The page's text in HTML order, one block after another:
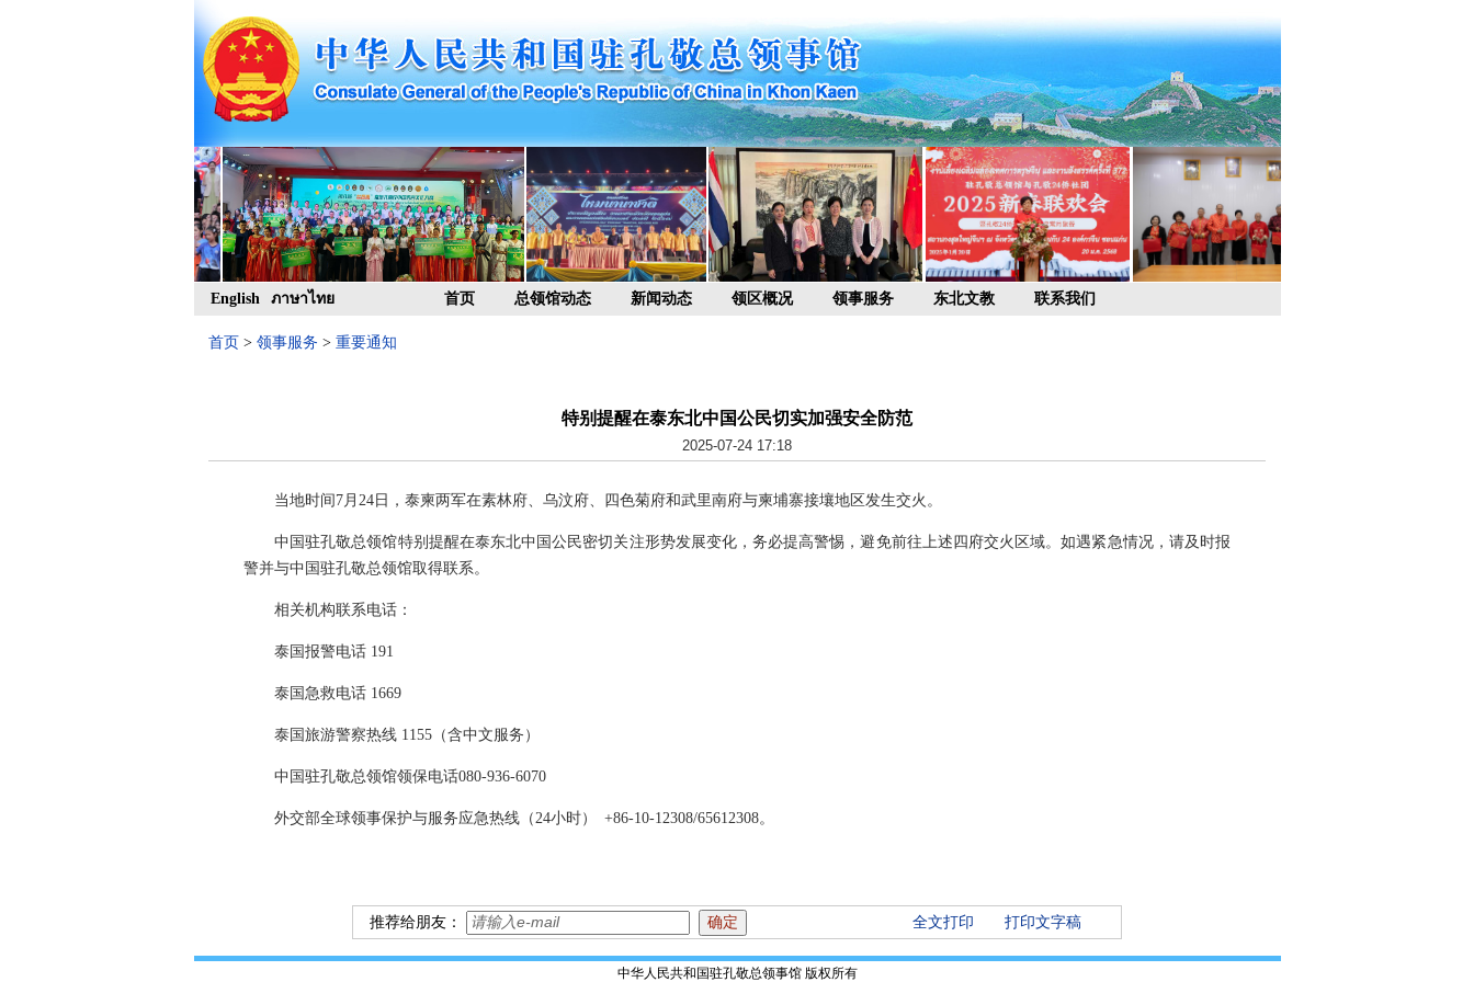
English ภาษาไทย 首页 总领馆动态 新闻动态 领区概况 领事服务 东北文教 联系我们
首页 > 领事服务 > 重要通知
特别提醒在泰东北中国公民切实加强安全防范
2025-07-24 17:18
当地时间7月24日，泰柬两军在素林府、乌汶府、四色菊府和武里南府与柬埔寨接壤地区发生交火。
中国驻孔敬总领馆特别提醒在泰东北中国公民密切关注形势发展变化，务必提高警惕，避免前往上述四府交火区域。如遇紧急情况，请及时报
警并与中国驻孔敬总领馆取得联系。
相关机构联系电话：
泰国报警电话 191
泰国急救电话 1669
泰国旅游警察热线 1155（含中文服务）
中国驻孔敬总领馆领保电话080-936-6070
外交部全球领事保护与服务应急热线（24小时） +86-10-12308/65612308。
推荐给朋友： 全文打印 打印文字稿
中华人民共和国驻孔敬总领事馆 版权所有